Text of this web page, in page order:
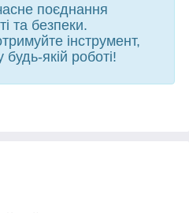
поєднання
та безпеки.
інструмент,
якій роботі!